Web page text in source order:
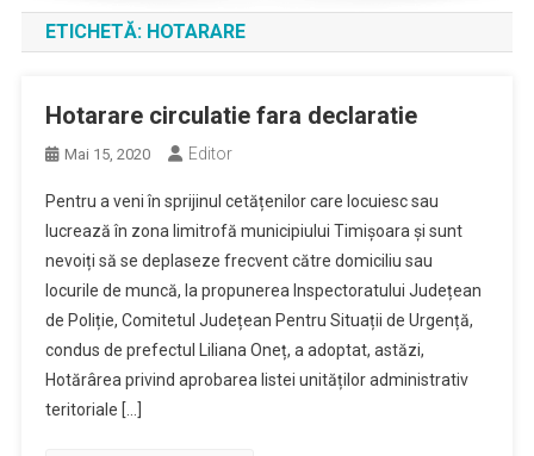
ETICHETĂ: HOTARARE
Hotarare circulatie fara declaratie
Mai 15, 2020 Editor
Pentru a veni în sprijinul cetățenilor care locuiesc sau
lucrează în zona limitrofă municipiului Timișoara și sunt
nevoiți să se deplaseze frecvent către domiciliu sau
locurile de muncă, la propunerea Inspectoratului Județean
de Poliție, Comitetul Județean Pentru Situații de Urgență,
condus de prefectul Liliana Oneț, a adoptat, astăzi,
Hotărârea privind aprobarea listei unităților administrativ
teritoriale […]